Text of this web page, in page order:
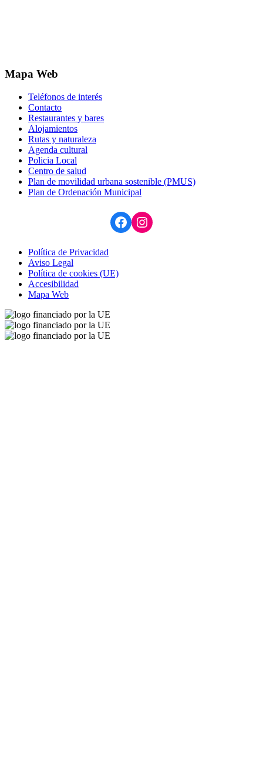
Mapa Web
Teléfonos de interés
Contacto
Restaurantes y bares
Alojamientos
Rutas y naturaleza
Agenda cultural
Policia Local
Centro de salud
Plan de movilidad urbana sostenible (PMUS)
Plan de Ordenación Municipal
FacebookInstagram
Política de Privacidad
Aviso Legal
Política de cookies (UE)
Accesibilidad
Mapa Web